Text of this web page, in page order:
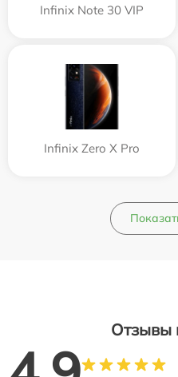
Infinix Note 30 VIP
Infinix Zero X Pro
Отзывы